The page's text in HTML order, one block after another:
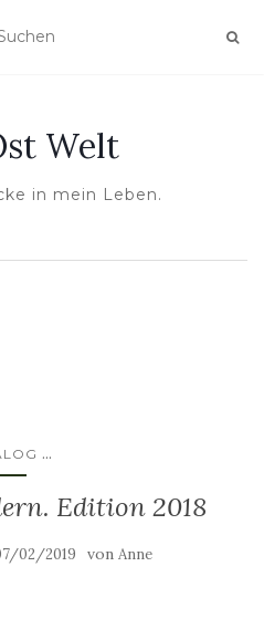
Welt
in mein Leben.
...
Edition 2018
02/2019 von Anne